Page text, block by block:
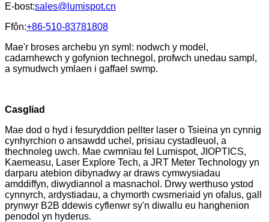
E-bost:sales@lumispot.cn
Ffôn:+86-510-83781808
Mae'r broses archebu yn syml: nodwch y model,
cadarnhewch y gofynion technegol, profwch unedau sampl,
a symudwch ymlaen i gaffael swmp.
Casgliad
Mae dod o hyd i fesuryddion pellter laser o Tsieina yn cynnig
cynhyrchion o ansawdd uchel, prisiau cystadleuol, a
thechnoleg uwch. Mae cwmnïau fel Lumispot, JIOPTICS,
Kaemeasu, Laser Explore Tech, a JRT Meter Technology yn
darparu atebion dibynadwy ar draws cymwysiadau
amddiffyn, diwydiannol a masnachol. Drwy werthuso ystod
cynnyrch, ardystiadau, a chymorth cwsmeriaid yn ofalus, gall
prynwyr B2B ddewis cyflenwr sy'n diwallu eu hanghenion
penodol yn hyderus.